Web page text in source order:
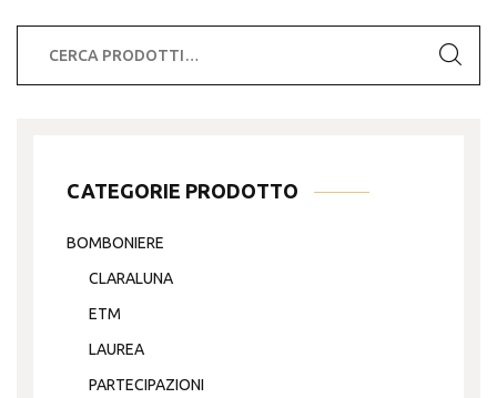
CATEGORIE PRODOTTO
BOMBONIERE
CLARALUNA
ETM
LAUREA
PARTECIPAZIONI